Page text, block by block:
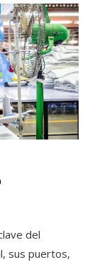
del
sus puertos,